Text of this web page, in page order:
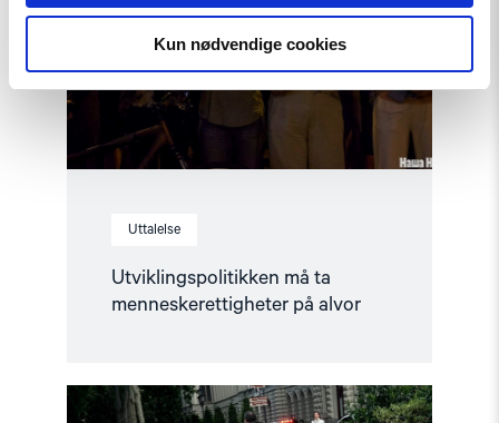
Kun nødvendige cookies
Uttalelse
Utviklingspolitikken må ta
menneskerettigheter på alvor
på
Read
article